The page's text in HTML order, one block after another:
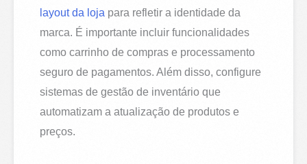
layout da loja para refletir a identidade da
marca. É importante incluir funcionalidades
como carrinho de compras e processamento
seguro de pagamentos. Além disso, configure
sistemas de gestão de inventário que
automatizam a atualização de produtos e
preços.